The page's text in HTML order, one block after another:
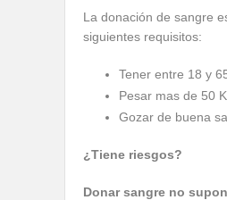
La donación de sangre
siguientes requisitos:
Tener entre 18 y
Pesar mas de 50
Gozar de buena
¿Tiene riesgos?
Donar sangre no